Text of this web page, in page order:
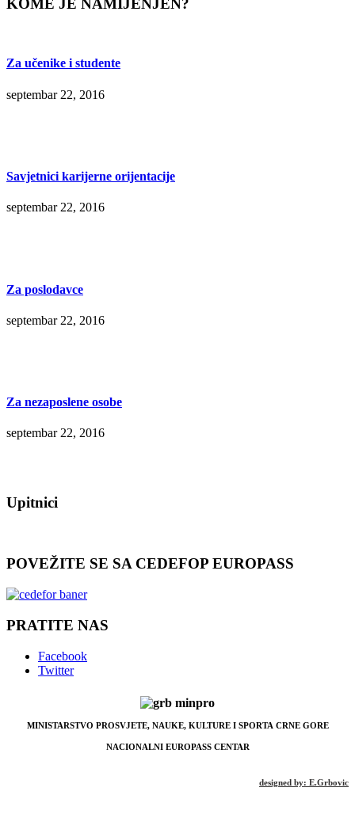
KOME JE NAMIJENJEN?
Za učenike i studente
septembar 22, 2016
Savjetnici karijerne orijentacije
septembar 22, 2016
Za poslodavce
septembar 22, 2016
Za nezaposlene osobe
septembar 22, 2016
Upitnici
POVEŽITE SE SA CEDEFOP EUROPASS
PRATITE NAS
Facebook
Twitter
MINISTARSTVO PROSVJETE, NAUKE, KULTURE I SPORTA CRNE GORE
NACIONALNI EUROPASS CENTAR
designed by: E.Grbovic